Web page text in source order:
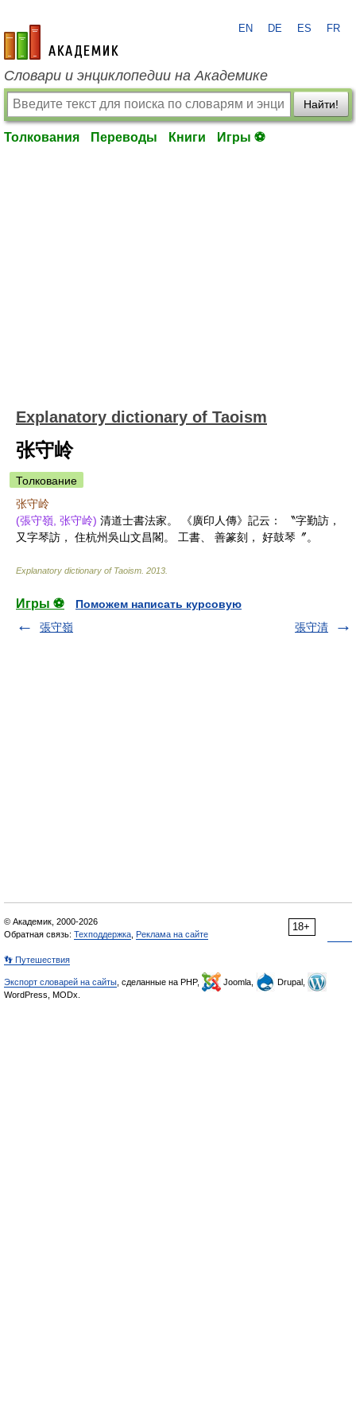
academic.ru
EN DE ES FR
Словари и энциклопедии на Академике
Найти!
Толкования Переводы Книги Игры ⚽
Explanatory dictionary of Taoism
张守岭
Толкование
张守岭
(張守嶺, 张守岭) 清道士書法家。 《廣印人傳》記云： 〝字勤訪，
又字琴訪， 住杭州吳山文昌閣。 工書、 善篆刻， 好鼓琴〞。
Explanatory dictionary of Taoism 2013
Игры ⚽
Поможем написать курсовую
張守嶺
張守清
18+
© Академик, 2000-2026
Обратная связь: Техподдержка Реклама на сайте
👣 Путешествия
Экспорт словарей на сайты , сделанные на PHP, Joomla,
Drupal,
WordPress, MODx.